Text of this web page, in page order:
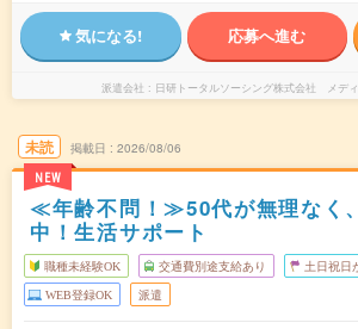
気になる! 応募へ進む
派遣会社 日研トータルソーシング株式会社 メデ
未読
NEW
掲載日 2026/08/06
≪年齢不問！≫50代が無理なく
中！生活サポート
職種未経験OK 交通費別途支給あり 土日祝日
WEB登録OK 派遣